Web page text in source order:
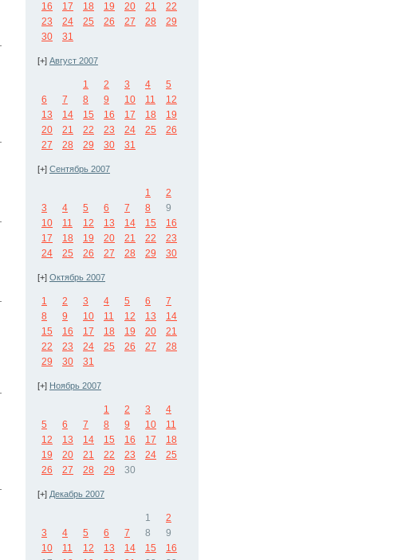
16
17 18 19 20 21
22
23
24 25 26 27 28
29
30
31
[+] Август 2007
1 2 3 4
5
6
7 8 9 10 11
12
13
14 15 16 17 18
19
20
21 22 23 24 25
26
27
28 29 30 31
[+] Сентябрь 2007
1
2
3
4 5 6 7 8
9
10
11 12 13 14 15
16
17
18 19 20 21 22
23
24
25 26 27 28 29 30
[+] Октябрь 2007
1 2 3 4 5 6
7
8
9 10 11 12 13
14
15
16 17 18 19 20
21
22
23 24 25 26 27
28
29
30 31
[+] Ноябрь 2007
1 2 3
4
5
6 7 8 9 10
11
12
13 14 15 16 17
18
19
20 21 22 23 24
25
26
27 28 29 30
[+] Декабрь 2007
1
2
3
4 5 6 7 8
9
10
11 12 13 14 15
16